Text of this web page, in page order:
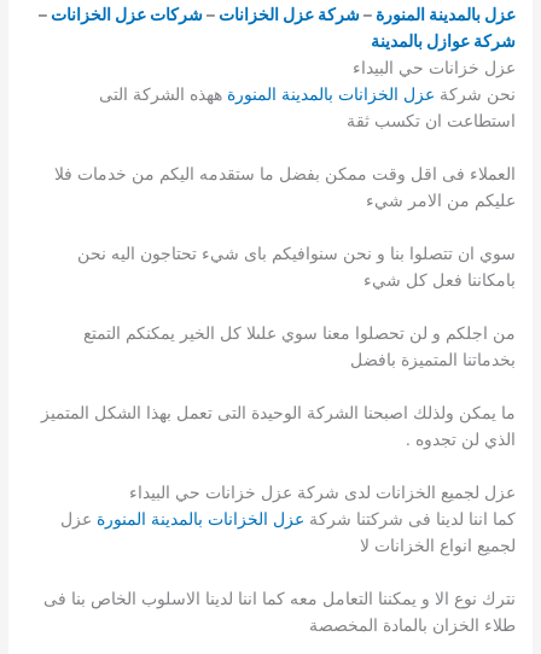
عزل بالمدينة المنورة –شركة عزل الخزانات –شركات عزل الخزانات –
شركة عوازل بالمدينة
عزل خزانات حي البيداء
نحن شركة عزل الخزانات بالمدينة المنورة ههذه الشركة التى
استطاعت ان تكسب ثقة
العملاء فى اقل وقت ممكن بفضل ما ستقدمه اليكم من خدمات فلا
عليكم من الامر شيء
سوي ان تتصلوا بنا و نحن سنوافيكم باى شيء تحتاجون اليه نحن
بامكاننا فعل كل شيء
من اجلكم و لن تحصلوا معنا سوي علىلا كل الخير يمكنكم التمتع
بخدماتنا المتميزة بافضل
ما يمكن ولذلك اصبحنا الشركة الوحيدة التى تعمل بهذا الشكل المتميز
الذي لن تجدوه .
عزل لجميع الخزانات لدى شركة عزل خزانات حي البيداء
كما اننا لدينا فى شركتنا شركة عزل الخزانات بالمدينة المنورة عزل
لجميع انواع الخزانات لا
نترك نوع الا و يمكننا التعامل معه كما اننا لدينا الاسلوب الخاص بنا فى
طلاء الخزان بالمادة المخصصة